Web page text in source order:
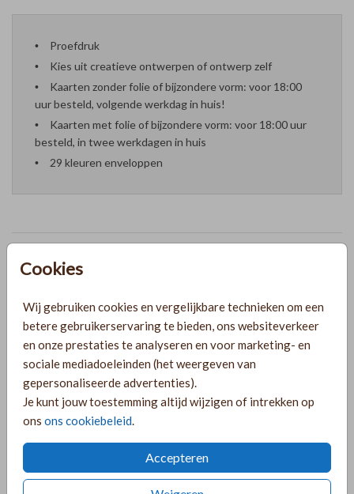
Cookies
Wij gebruiken cookies en vergelijkbare technieken om een
betere gebruikerservaring te bieden, ons websiteverkeer
en onze prestaties te analyseren en voor marketing- en
sociale mediadoeleinden (het weergeven van
gepersonaliseerde advertenties).
Je kunt jouw toestemming altijd wijzigen of intrekken op
ons ons cookiebeleid
Accepteren
Proefdruk
Kies uit creatieve ontwerpen of ontwerp zelf
Kaarten zonder folie of bijzondere vorm: voor 18:00
uur besteld, volgende werkdag in huis!
Kaarten met folie of bijzondere vorm: voor 18:00 uur
besteld, in twee werkdagen in huis
29 kleuren enveloppen
PRODUCTINFORMATIE
OMSCHRIJVING
Wanneer je kleine meid eindelijk geboren is, wil je natuurlijk
iedereen laten weten. Dit kan met een origineel, klassiek
helemaal naar wens aanpassen in onze online editor. Kies
uit verschillende kleuren en ontwerpen en maak je
geboortekaartje uniek. Op onze website kun je heel
Toon meer